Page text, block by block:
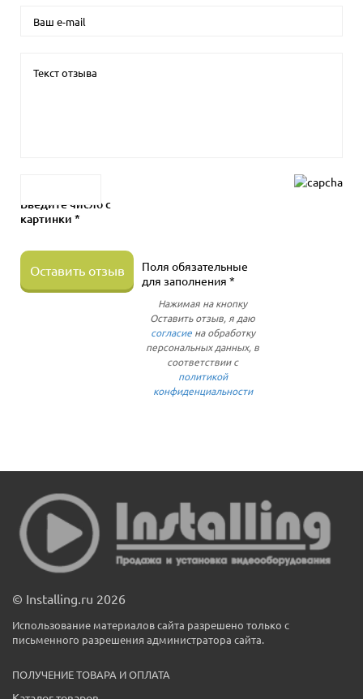
Введите число с
картинки *
Оставить отзыв
Поля обязательные
для заполнения *
Нажимая на кнопку
Оставить отзыв, я даю
согласиена обработку
персональных данных, в
соответствии с
политикой
конфиденциальности
© Installing.ru 2026
Использование материалов сайта разрешено только с
письменного разрешения администратора сайта.
ПОЛУЧЕНИЕ ТОВАРА И ОПЛАТА